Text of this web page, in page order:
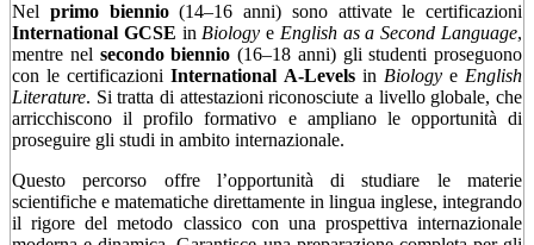
Nel primo biennio(14–16 anni) sono attivate le certificazioni
International GCSE in Biology e English as a Second Language,
mentre nel secondo biennio (16–18 anni) gli studenti proseguono
con le certificazioniInternational A-Levelsin Biologye English
Literature. Si tratta di attestazioni riconosciute a livello globale, che
arricchiscono il profilo formativo e ampliano le opportunità di
proseguire gli studi in ambito internazionale.
Questo percorso offre l’opportunità di studiare le materie
scientifiche e matematiche direttamente in lingua inglese, integrando
il rigore del metodo classico con una prospettiva internazionale